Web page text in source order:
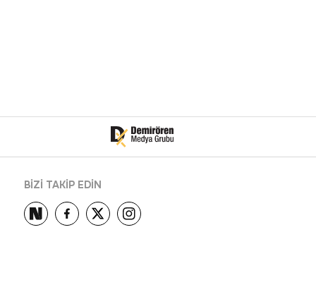
BİZİ TAKİP EDİN